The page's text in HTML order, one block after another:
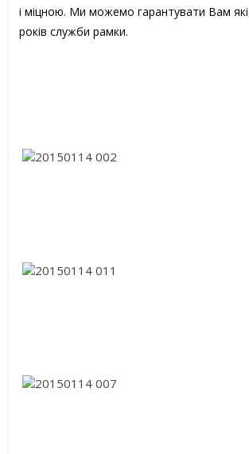
і міцною. Ми можемо гарантувати Вам
років служби рамки.